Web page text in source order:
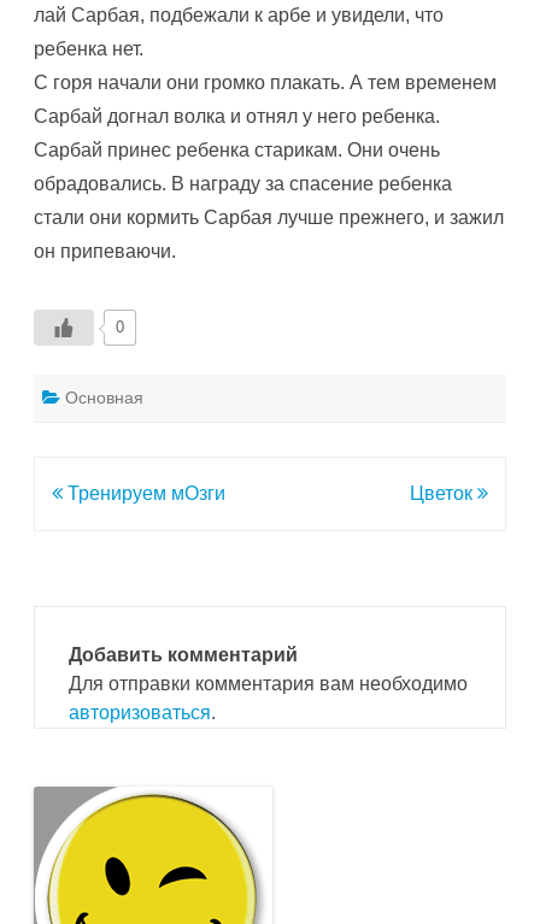
лай Сарбая, подбежали к арбе и увидели, что
ребенка нет.
С горя начали они громко плакать. А тем временем
Сарбай догнал волка и отнял у него ребенка.
Сарбай принес ребенка старикам. Они очень
обрадовались. В награду за спасение ребенка
стали они кормить Сарбая лучше прежнего, и зажил
он припеваючи.
0
Основная
Навигация
Тренируем мОзги Цветок
Добавить комментарий
Для отправки комментария вам необходимо
авторизоваться.